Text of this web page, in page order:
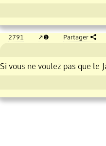
2791 ❶ Partager
Si vous ne voulez pas que le